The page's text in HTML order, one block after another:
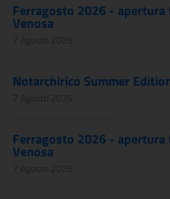
Ferragosto 2026 -
Venosa
7 Agosto 2026
Notarchirico Summer
7 Agosto 2026
Ferragosto 2026 - apertura
Venosa
7 Agosto 2026